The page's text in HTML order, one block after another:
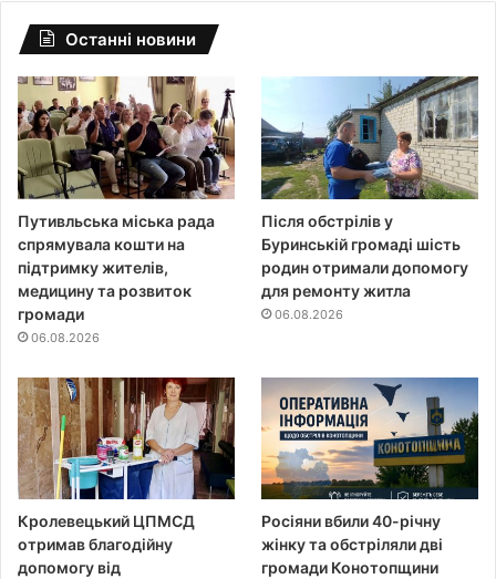
Останні новини
Путивльська міська рада
спрямувала кошти на
підтримку жителів,
медицину та розвиток
громади
06.08.2026
Після обстрілів у
Буринській громаді шість
родин отримали допомогу
для ремонту житла
06.08.2026
Кролевецький ЦПМСД
отримав благодійну
допомогу від
Росіяни вбили 40-річну
жінку та обстріляли дві
громади Конотопщини